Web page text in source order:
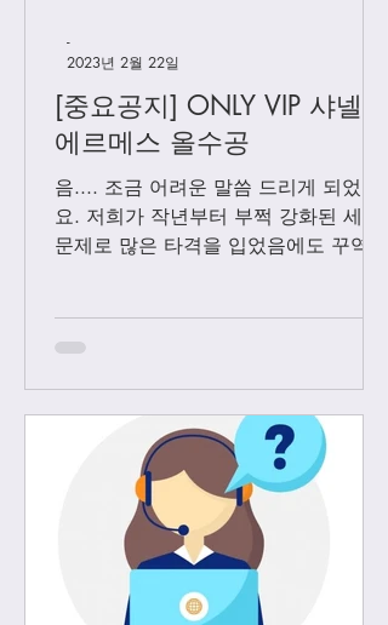
[중요공지] ONLY VIP 샤넬 +
에르메스 올수공
음.... 조금 어려운 말씀 드리게 되었어
요. 저희가 작년부터 부쩍 강화된 세관
문제로 많은 타격을 입었음에도 꾸역꾸
다. Vip...
-
2023년 2월 22일